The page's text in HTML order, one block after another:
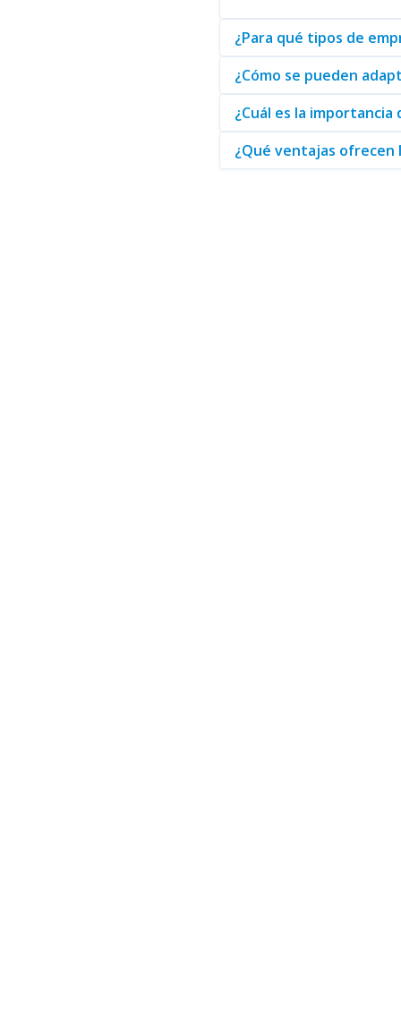
Es momento de fortalecer la
descubra las soluciones que
¿Para qué tipos de
¿Cómo se pueden
¿Cuál es la
¿Qué ventajas ofrecen